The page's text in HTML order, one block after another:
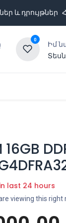
և դրույթներ
0
Իմ
16GB
last 24 hours
viewing this right